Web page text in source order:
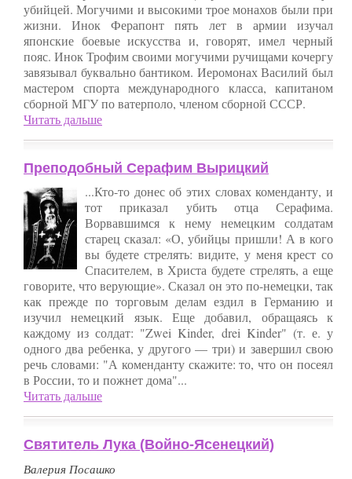
убийцей. Могучими и высокими трое монахов были при
жизни. Инок Ферапонт пять лет в армии изучал
японские боевые искусства и, говорят, имел черный
пояс. Инок Трофим своими могучими ручищами кочергу
завязывал буквально бантиком. Иеромонах Василий был
мастером спорта международного класса, капитаном
сборной МГУ по ватерполо, членом сборной СССР.
Читать дальше
Преподобный Серафим Вырицкий
...Кто-то донес об этих словах коменданту, и
тот приказал убить отца Серафима.
Ворвавшимся к нему немецким солдатам
старец сказал: «О, убийцы пришли! А в кого
вы будете стрелять: видите, у меня крест со
Спасителем, в Христа будете стрелять, а еще
говорите, что верующие». Сказал он это по-немецки, так
как прежде по торговым делам ездил в Германию и
изучил немецкий язык. Еще добавил, обращаясь к
каждому из солдат: "Zwei Kinder, drei Kinder" (т. е. у
одного два ребенка, у другого — три) и завершил свою
речь словами: "А коменданту скажите: то, что он посеял
в России, то и пожнет дома"...
Читать дальше
Святитель Лука (Войно-Ясенецкий)
Валерия Посашко